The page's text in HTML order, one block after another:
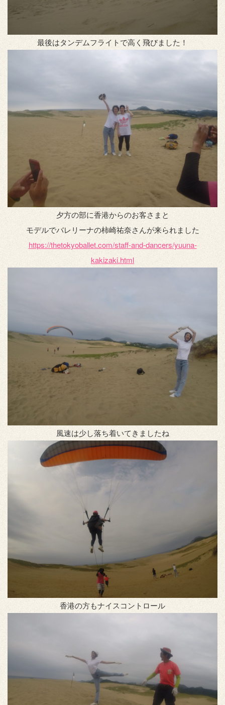
最後はタンデムフライトで高く飛びました！
夕方の部に香港からのお客さまと
モデルでバレリーナの柿崎祐奈さんが来られました
https://thetokyoballet.com/staff-and-dancers/yuuna-
kakizaki.html
風速は少し落ち着いてきましたね
香港の方もナイスコントロール